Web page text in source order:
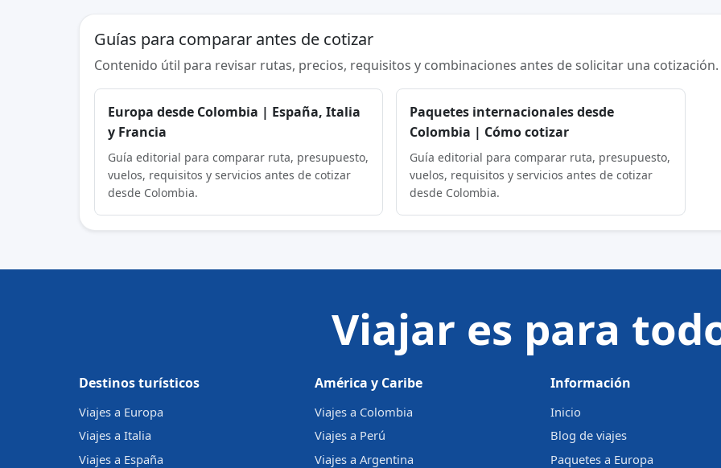
Guías para comparar antes de cotizar
Contenido útil para revisar rutas, precios, requisitos y combinaciones antes de solicitar una cotización.
Europa desde Colombia | España, Italia
y Francia
Guía editorial para comparar ruta, presupuesto,
vuelos, requisitos y servicios antes de cotizar
desde Colombia.
Paquetes internacionales desde
Colombia | Cómo cotizar
Guía editorial para comparar ruta, presupuesto,
vuelos, requisitos y servicios antes de cotizar
desde Colombia.
Viajar es para
Destinos turísticos
Viajes a Europa
Viajes a Italia
Viajes a España
América y Caribe
Viajes a Colombia
Viajes a Perú
Viajes a Argentina
Información
Inicio
Blog de viajes
Paquetes a Europa